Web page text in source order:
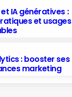
IA génératives :
et usages
: booster ses
marketing